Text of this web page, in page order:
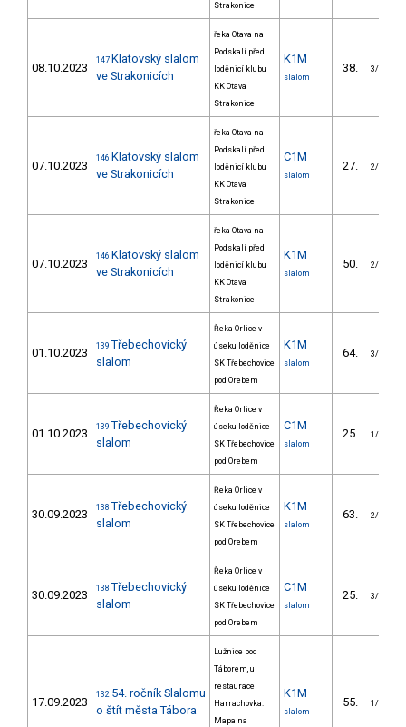
Strakonice
08.10.2023
147 Klatovský slalom
ve Strakonicích
řeka Otava na
Podskalí před
loděnicí klubu
KK Otava
Strakonice
K1M
slalom
38. 3/VS
07.10.2023
146 Klatovský slalom
ve Strakonicích
řeka Otava na
Podskalí před
loděnicí klubu
KK Otava
Strakonice
C1M
slalom
27. 2/VS
07.10.2023
146 Klatovský slalom
ve Strakonicích
řeka Otava na
Podskalí před
loděnicí klubu
KK Otava
Strakonice
K1M
slalom
50. 2/VS
01.10.2023 139 Třebechovický
slalom
Řeka Orlice v
úseku loděnice
SK Třebechovice
pod Orebem
K1M
slalom
64. 3/VS
01.10.2023 139 Třebechovický
slalom
Řeka Orlice v
úseku loděnice
SK Třebechovice
pod Orebem
C1M
slalom
25. 1/VS
30.09.2023 138 Třebechovický
slalom
Řeka Orlice v
úseku loděnice
SK Třebechovice
pod Orebem
K1M
slalom
63. 2/VS
30.09.2023 138 Třebechovický
slalom
Řeka Orlice v
úseku loděnice
SK Třebechovice
pod Orebem
C1M
slalom
25. 3/VS
17.09.2023
132 54. ročník Slalomu
o štít města Tábora
Lužnice pod
Táborem, u
restaurace
Harrachovka.
Mapa na
K1M
slalom
55. 1/VS